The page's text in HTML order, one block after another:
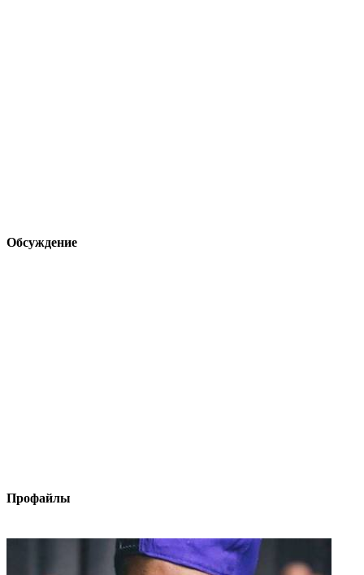
Обсуждение
Профайлы